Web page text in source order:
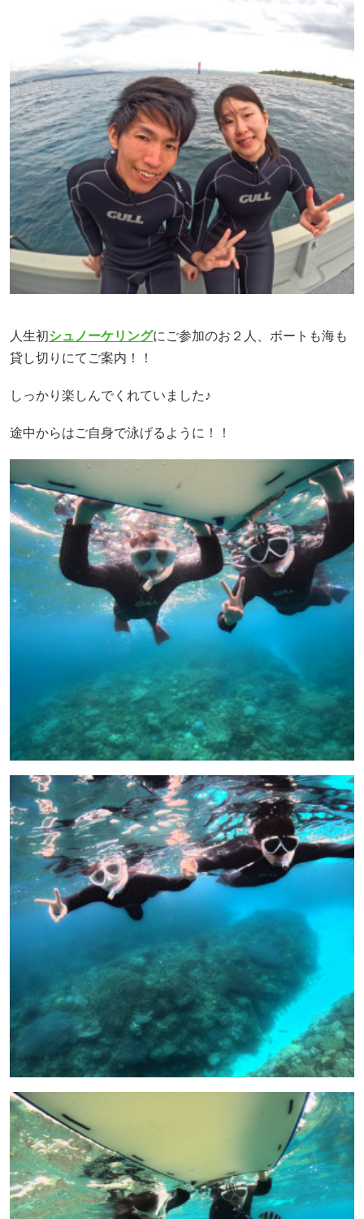
人生初シュノーケリングにご参加のお２人、ボートも海も
貸し切りにてご案内！！
しっかり楽しんでくれていました♪
途中からはご自身で泳げるように！！